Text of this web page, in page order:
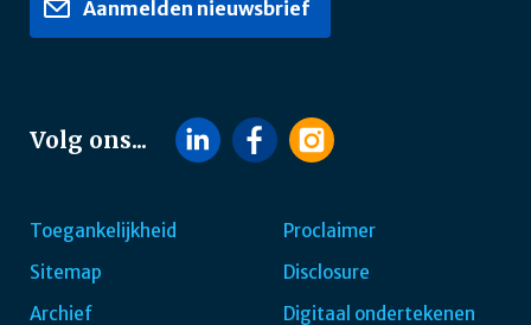
Aanmelden nieuwsbrief
Volg ons...
Footer
Toegankelijkheid
Sitemap
Archief
Proclaimer
Disclosure
Digitaal ondertekenen